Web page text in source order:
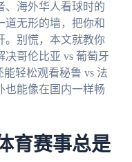
海外华人看球时的
道无形的墙，把你和
。别慌，本文就教你
哥伦比亚 vs 葡萄牙
能轻松观看秘鲁 vs 法
也能像在国内一样畅
育赛事总是